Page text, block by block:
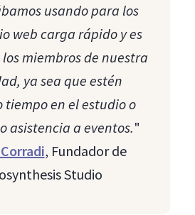
usando para los
web carga rápido y es
miembros de nuestra
ya sea que estén
tiempo en el estudio o
asistencia a eventos."
, Fundador de
Studio